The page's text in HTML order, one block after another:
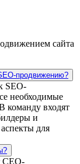
сайта
продвижению?
SEO-
необходимые
команду входят
и
для
СЕО-